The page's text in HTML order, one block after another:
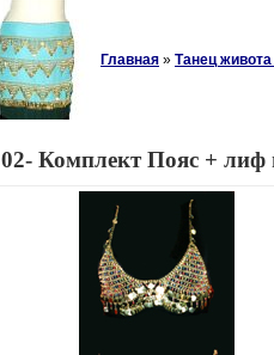
Главная » Танец
02- Комплект Пояс + лиф